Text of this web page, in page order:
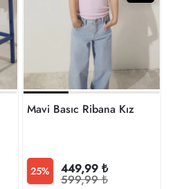
Pantolon M7010036-84473
Mavi Basıc Ribana Kız
25% 449,99 ₺
599,99 ₺